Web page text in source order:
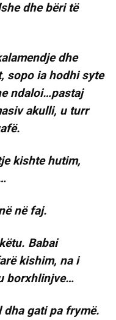
dhe bëri të
dhe
sopo ia hodhi syte
ndaloi…pastaj
akulli, u turr
kishte hutim,
në faj.
Babai
kishim, na i
borxhlinjve…
gati pa frymë.